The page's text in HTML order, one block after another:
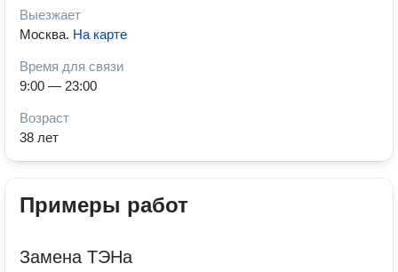
Выезжает
Москва. На карте
Время для связи
9:00 — 23:00
Возраст
38 лет
Примеры работ
Замена ТЭНа